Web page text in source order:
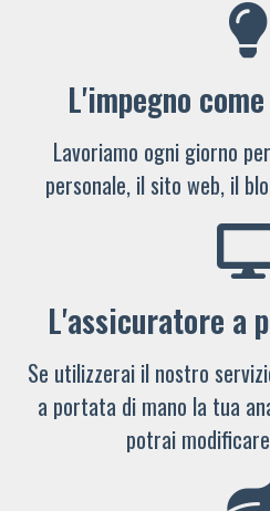
L'impegno
Lavoriamo ogni giorno
personale, il sito web, il
L'assicuratore a
Se utilizzerai il nostro
a portata di mano la tua
potrai